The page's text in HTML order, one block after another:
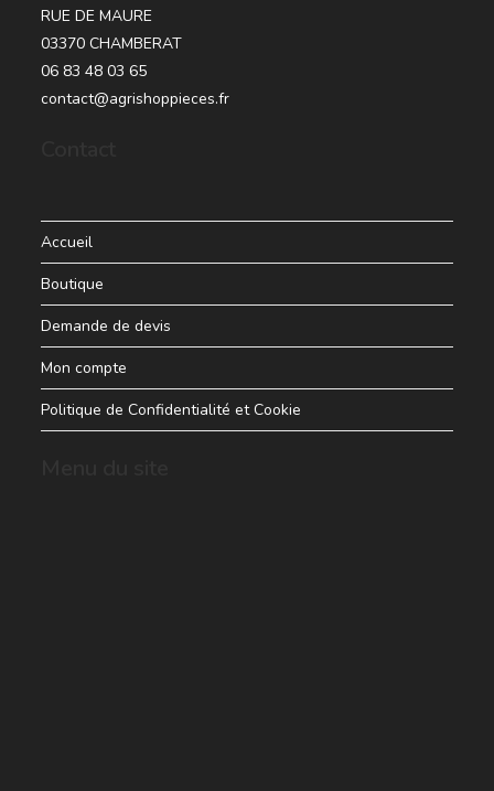
RUE DE MAURE
03370 CHAMBERAT
06 83 48 03 65
contact@agrishoppieces.fr
Accueil
Boutique
Demande de devis
Mon compte
Politique de Confidentialité et Cookie